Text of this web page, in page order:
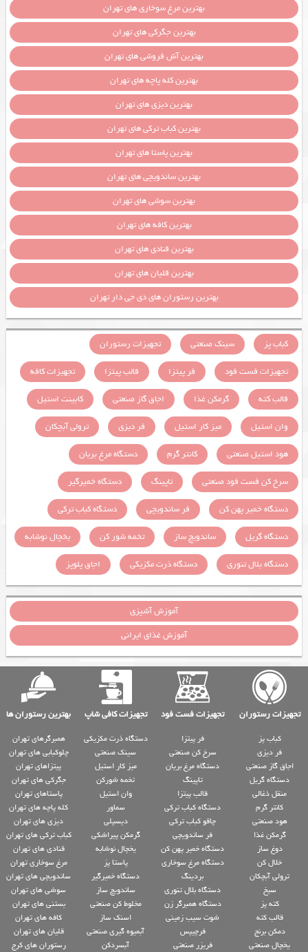
بهترین مرغ سوخاری های تهران
بهترین جگرکی های تهران
بهترین آش فروشی های تهران
بهترین کله پاچه های تهران
بهترین دیزی های تهران
بهترین کباب ترکی های تهران
بهترین پاستا های تهران
بهترین ساندویچی های تهران
بهترین سوشی های تهران
بهترین کافه های تهران
بهترین قنادی های تهران
بهترین قلیان های تهران
بهترین رستوران های دی جی دار تهران
کباب پز سینک صنعتی
تجهیزات رستوران
تجهیزات فست فود
فر پیتزا قالب پیتزا
تجهیزات کافه
قالب کته
گرمکن غذا اجاق گاز صنعتی
کابینت استیل
وان استیل
میز کار استیل فر دیزی
ترولی آبچکان
هود استیل صنعتی
کانتر گرم
دستگاه مرغ بریان
سرخ کن فست فود صنعتی
تاپینگ
دستگاه خمیرگیر
دستگاه خمیر پهن کن
فر ساندویچی
دستگاه کباب ترکی
دستگاه گریل
ساندویچ ساز تخمه شور کن
یخچال نوشابه
دستگاه بلال تنوری
دستگاه ذرت مکزیکی اجاق پلوپز
آموزش آشپزی
آموزش غذای ایرانی
تجهیزات رستوران تجهیزات فست فود تجهیزات کافی شاپ بهترین رستوران ها
کباب پز
فر دیزی
اجاق گاز صنعتی
دستگاه گریل
منقل ذغالی
کانتر گرم
هود صنعتی
گرمکن غذا
دوغ ساز
خلال کن
ترولی آبچکان
سیخ
کته پز
قالب کته
دمکن برنج
یخچال صنعتی
فر پیتزا
سرخ کن صنعتی
دستگاه مرغ بریان
تاپینگ
قالب پیتزا
دستگاه کباب ترکی
چاقو کباب ترکی
فر ساندویچی
دستگاه خمیر پهن کن
دستگاه مرغ سوخاری
بردینگ
دستگاه بلال تنوری
دستگاه همبرگر زن
شوت سیب زمینی
فرچیپس
فریزر صنعتی
دستگاه ذرت مکزیکی
سینک صنعتی
میز کار استیل
تخمه شورکن
وان استیل
سماور
دیسپلی
گرمکن پیراشکی
یخچال نوشابه
پاستا پز
دستگاه خمیرگیر
ساندویچ ساز
مخلوط کن صنعتی
اسنک ساز
آبمیوه گیری صنعتی
آبسردکن
همبرگرهای تهران
چلوکبابی های تهران
پیتزاهای تهران
جگرکی های تهران
پاستاهای تهران
کله پاچه های تهران
دیزی های تهران
کباب ترکی های تهران
قنادی های تهران
مرغ سوخاری تهران
ساندویچی های تهران
سوشی های تهران
بستنی های تهران
کافه های تهران
قلیان های تهران
رستوران های کرج